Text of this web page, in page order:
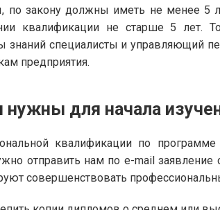
по закону должны иметь не менее 5
квалификации не старше 5 лет.
знаний специалисты и управляющий
предприятия.
нужны для начала
квалификации по
отправить нам по e-mail
совершенствовать